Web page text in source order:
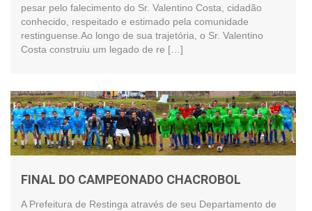
pesar pelo falecimento do Sr. Valentino Costa, cidadão
conhecido, respeitado e estimado pela comunidade
restinguense.Ao longo de sua trajetória, o Sr. Valentino
Costa construiu um legado de re […]
FINAL DO CAMPEONADO CHACROBOL
A Prefeitura de Restinga através de seu Departamento de